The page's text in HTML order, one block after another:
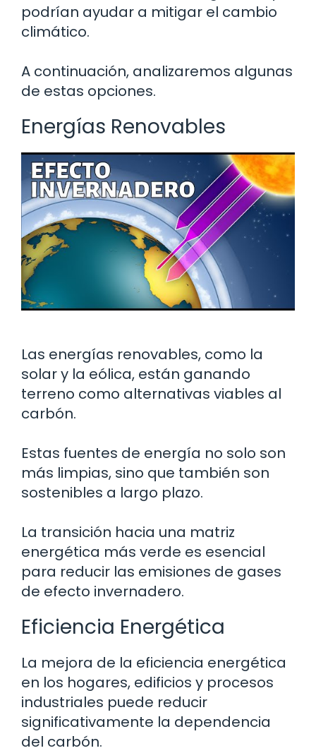
podrían ayudar a mitigar el cambio
climático.
A continuación, analizaremos algunas
de estas opciones.
Energías Renovables
Las energías renovables, como la
solar y la eólica, están ganando
terreno como alternativas viables al
carbón.
Estas fuentes de energía no solo son
más limpias, sino que también son
sostenibles a largo plazo.
La transición hacia una matriz
energética más verde es esencial
para reducir las emisiones de gases
de efecto invernadero.
Eficiencia Energética
La mejora de la eficiencia energética
en los hogares, edificios y procesos
industriales puede reducir
significativamente la dependencia
del carbón.